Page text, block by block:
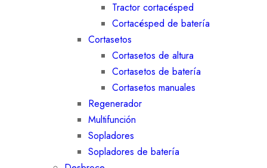
Tractor cortacésped
Cortacésped de batería
Cortasetos
Cortasetos de altura
Cortasetos de batería
Cortasetos manuales
Regenerador
Multifunción
Sopladores
Sopladores de batería